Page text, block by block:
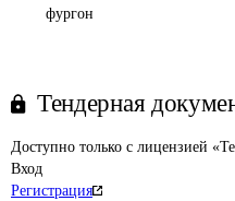
фургон
Тендерная
Доступно только с лицензией
Вход
Регистрация